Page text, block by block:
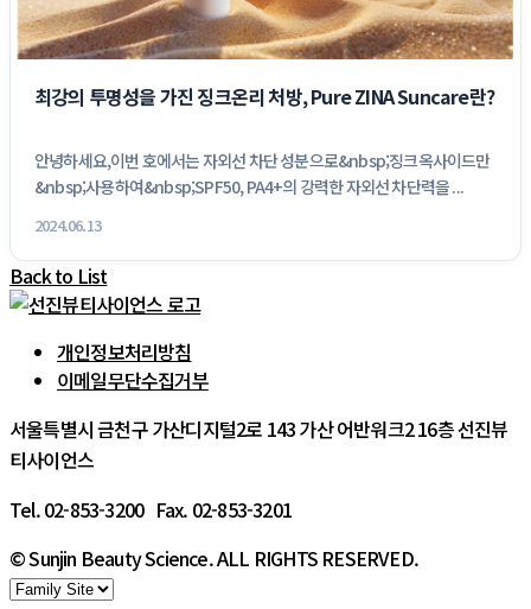
최강의 투명성을 가진 징크온리 처방, Pure ZINA Suncare란?
안녕하세요,이번 호에서는 자외선 차단 성분으로&nbsp;징크옥사이드만
&nbsp;사용하여&nbsp;SPF50, PA4+의 강력한 자외선 차단력을 ...
2024.06.13
Back to List
개인정보처리방침
이메일무단수집거부
서울특별시 금천구 가산디지털2로 143 가산 어반워크2 16층 선진뷰
티사이언스
Tel. 02-853-3200 Fax. 02-853-3201
© Sunjin Beauty Science. ALL RIGHTS RESERVED.